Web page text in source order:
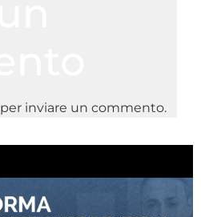
per inviare un commento.